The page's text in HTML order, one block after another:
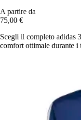
A partire da
75,00 €
Scegli il completo adidas
comfort ottimale durante i